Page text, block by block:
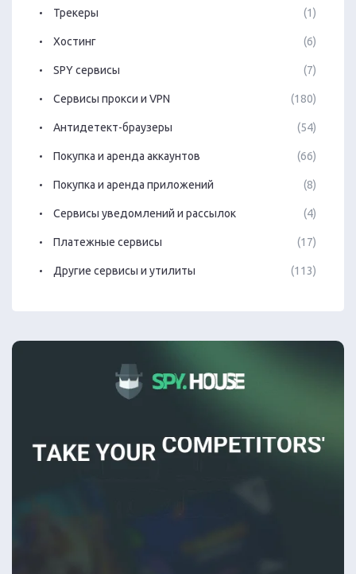
Трекеры (1)
Хостинг (6)
SPY сервисы (7)
Сервисы прокси и VPN (180)
Антидетект-браузеры (54)
Покупка и аренда аккаунтов (66)
Покупка и аренда приложений (8)
Сервисы уведомлений и рассылок (4)
Платежные сервисы (17)
Другие сервисы и утилиты (113)